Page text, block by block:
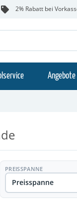
2% Rabatt bei
PREISSPANNE
Preisspanne